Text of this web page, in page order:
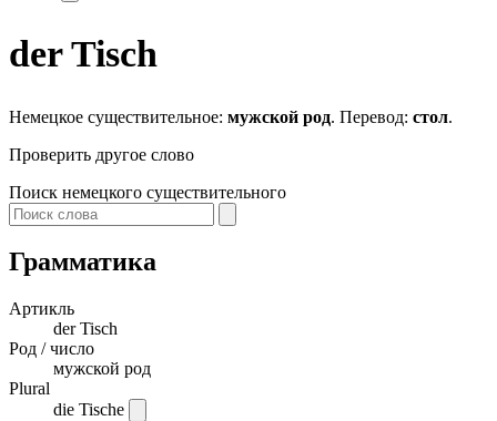
derTisch
Немецкое существительное: мужской род. Перевод: стол.
Проверить другое слово
Поиск немецкого существительного
Грамматика
Артикль
derTisch
Род / число
мужской род
Plural
die Tische